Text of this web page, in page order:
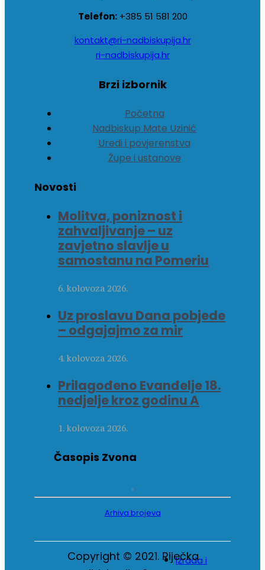
Telefon:+385 51 581 200
kontakt@ri-nadbiskupija.hr
ri-nadbiskupija.hr
Brzi izbornik
Početna
Nadbiskup Mate Uzinić
Uredi i povjerenstva
Župe i ustanove
Novosti
Molitva, poniznost i
zahvaljivanje – uz
zavjetno slavlje u
samostanu na Pomeriu
6. kolovoza 2026.
Uz proslavu Dana pobjede
– odgajajmo za mir
4. kolovoza 2026.
Prilagođeno Evanđelje 18.
nedjelje kroz godinu A
1. kolovoza 2026.
Časopis Zvona
Arhiva brojeva
Copyright © 2021. Riječka
Izrada i